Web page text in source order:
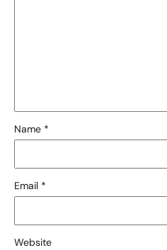
Name *
Email *
Website